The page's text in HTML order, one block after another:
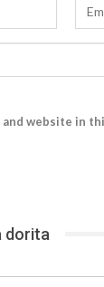
and website in
dorita